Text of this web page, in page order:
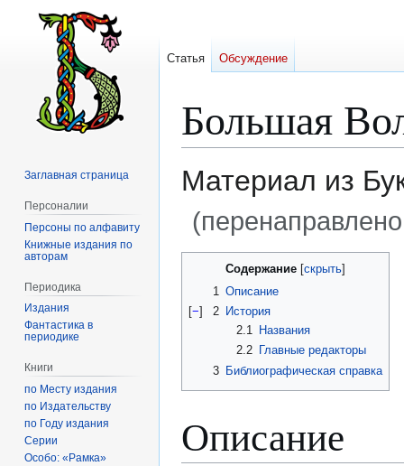
Большая
Материал из
Перейти
Перейти
Содержание
1 Описание
[−] 2
История
2.1
Названия
2.2 Главные редакторы
3 Библиографическая справка
Описание
Статья Обсуждение
Заглавная страница
Персоналии
Персоны по алфавиту
Книжные издания по
авторам
Периодика
Издания
Фантастика в
периодике
Книги
по Месту издания
по Издательству
по Году издания
Серии
Особо: «Рамка»